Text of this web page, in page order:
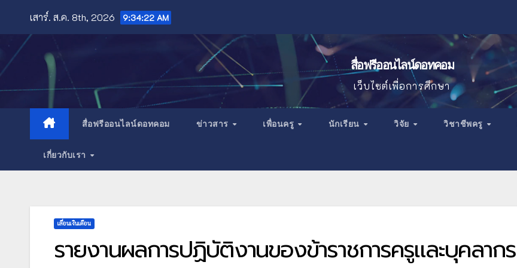
content
เสาร์. ส.ค. 8th, 2026 9:34:24 AM
สื่อฟรีออนไลน์ดอทคอม
เว็บไซต์เพื่อการศึกษา
สื่อฟรีออนไลน์ดอทคอม ข่าวสาร เพื่อนครู นักเรียน วิจัย วิชาชีพครู
เกี่ยวกับเรา
เลื่อนเงินเดือน
รายงานผลการปฏิบัติงานของข้าราชการครูและบุคลากร